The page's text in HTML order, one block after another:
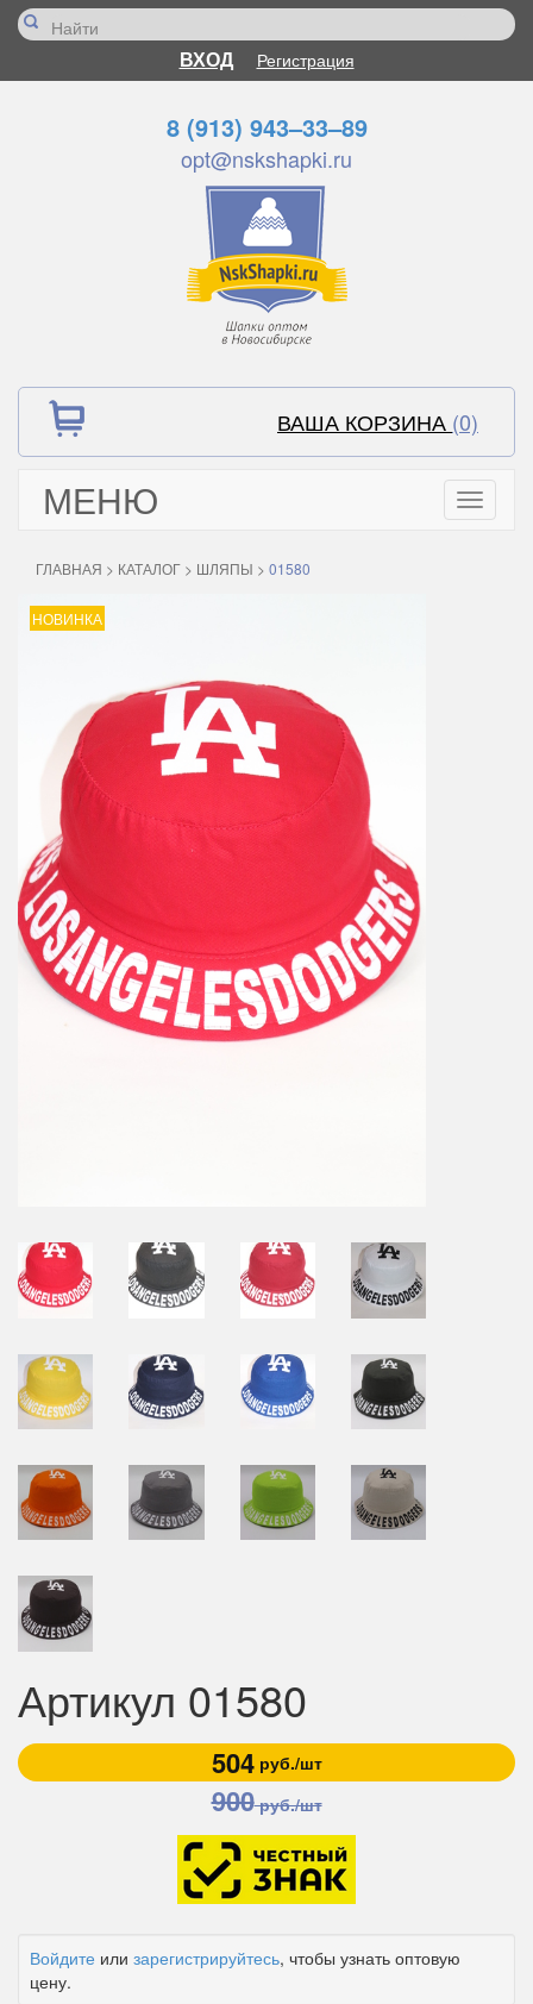
ВХОД Регистрация
8 (913) 943–33–89
opt@nskshapki.ru
ВАША КОРЗИНА (0)
МЕНЮ
Toggle
ГЛАВНАЯ > КАТАЛОГ > ШЛЯПЫ > 01580
НОВИНКА
Артикул 01580
504руб./шт
900руб./шт
Войдите или зарегистрируйтесь, чтобы узнать оптовую
цену.